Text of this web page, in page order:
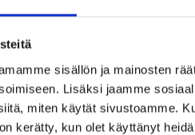
sisällön ja mainosten
Lisäksi jaamme
miten käytät sivustoamme.
kerätty, kun olet käyttänyt
karkasi tappion myötä
Gerald Lee
38–32, 57–48, 72–72)